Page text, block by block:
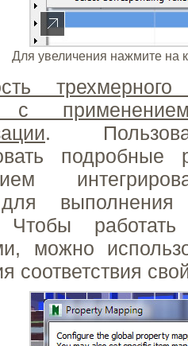
Для увеличения нажмите на
трехмерного
с
.
подробные
выполнения
Чтобы
можно
соответствия